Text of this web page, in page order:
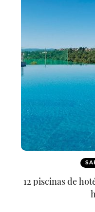
12 piscinas de